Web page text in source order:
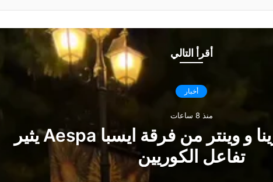
أقرأ التالي
أخبار
منذ 8 ساعات
فارق قوام كارينا و وينتر من فرقة ايسبا Aespa يثير
تفاعل الكوريين